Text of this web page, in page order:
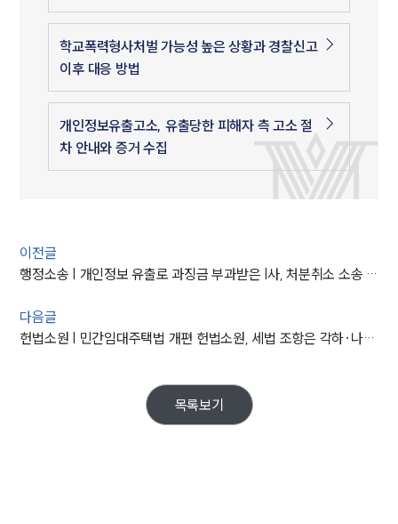
학교폭력형사처벌 가능성 높은 상황과 경찰신고
이후 대응 방법
개인정보유출고소, 유출당한 피해자 측 고소 절
차 안내와 증거 수집
이전글
행정소송 | 개인정보 유출로 과징금 부과받은 I사, 처분취소 소송 패소
다음글
헌법소원 | 민간임대주택법 개편 헌법소원, 세법 조항은 각하·나머지는 합헌이라는 헌법재판소의 판단
목록보기